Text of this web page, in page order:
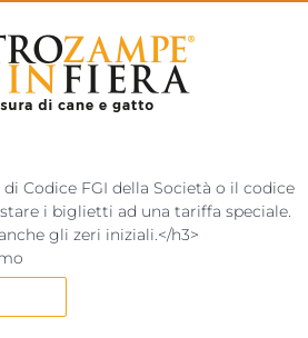
Codice FGI della Società o il codice
i biglietti ad una tariffa speciale.
gli zeri iniziali.</h3>